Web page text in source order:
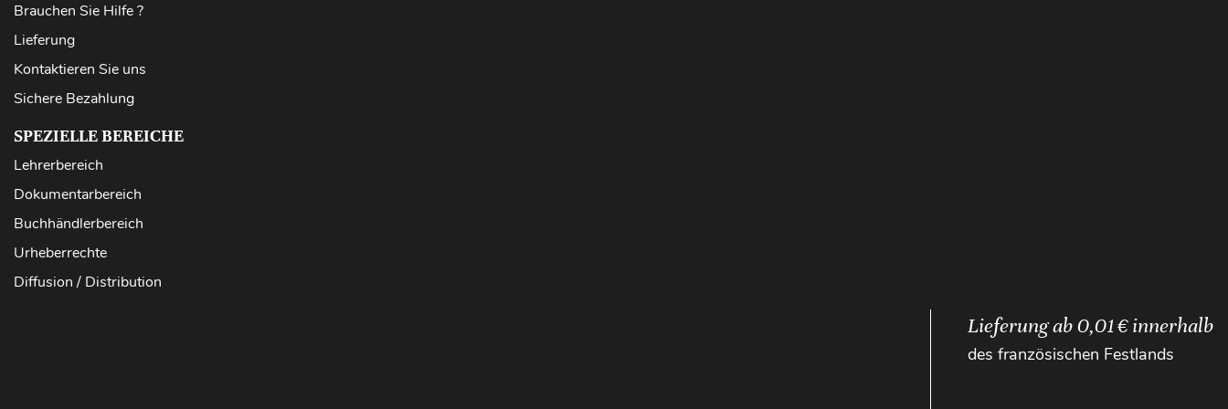
Brauchen Sie Hilfe ?
Lieferung
Kontaktieren Sie uns
Sichere Bezahlung
SPEZIELLE BEREICHE
Lehrerbereich
Dokumentarbereich
Buchhändlerbereich
Urheberrechte
Diffusion / Distribution
Lieferung ab 0,01 € innerhalb
des französischen Festlands